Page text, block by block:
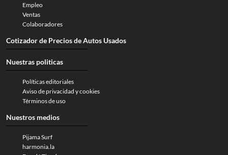
Empleo
Ventas
Colaboradores
Cotizador de Precios de Autos Usados
Nuestras politicas
Políticas editoriales
Aviso de privacidad y cookies
Términos de uso
Nuestros medios
Pijama Surf
harmonia.la